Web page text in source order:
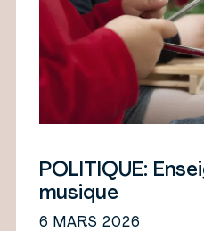
POLITIQUE:
musique
6 MARS 2026